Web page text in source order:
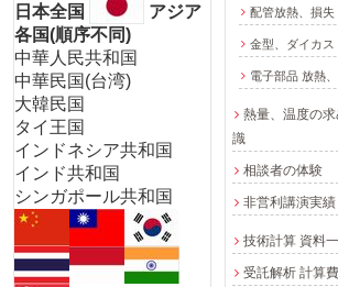
配管放熱、損失
金型、ダイカス
電子部品 放熱
熱量、温度の
識
相談者の体験
非営利講演実績
技術計算 資料
受託解析 計算
日本全国
アジア
各国(順序不同)
中華人民共和国
中華民国(台湾)
大韓民国
タイ王国
インドネシア共和国
インド共和国
シンガポール共和国